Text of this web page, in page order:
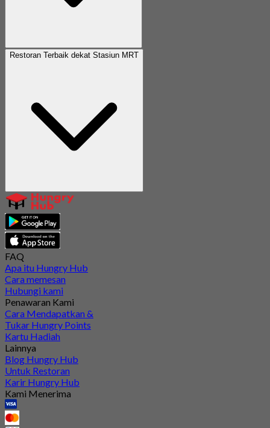
Restoran Terbaik dekat Stasiun MRT
FAQ
Apa itu Hungry Hub
Cara memesan
Hubungi kami
Penawaran Kami
Cara Mendapatkan &
Tukar Hungry Points
Kartu Hadiah
Lainnya
Blog Hungry Hub
Untuk Restoran
Karir Hungry Hub
Kami Menerima